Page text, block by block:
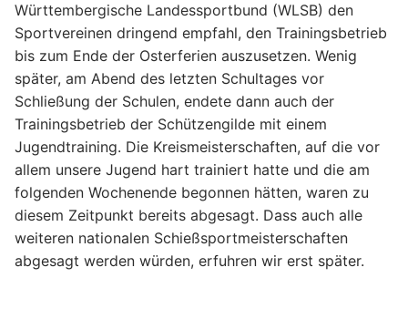
Württembergische Landessportbund (WLSB) den
Sportvereinen dringend empfahl, den Trainingsbetrieb
bis zum Ende der Osterferien auszusetzen. Wenig
später, am Abend des letzten Schultages vor
Schließung der Schulen, endete dann auch der
Trainingsbetrieb der Schützengilde mit einem
Jugendtraining. Die Kreismeisterschaften, auf die vor
allem unsere Jugend hart trainiert hatte und die am
folgenden Wochenende begonnen hätten, waren zu
diesem Zeitpunkt bereits abgesagt. Dass auch alle
weiteren nationalen Schießsportmeisterschaften
abgesagt werden würden, erfuhren wir erst später.